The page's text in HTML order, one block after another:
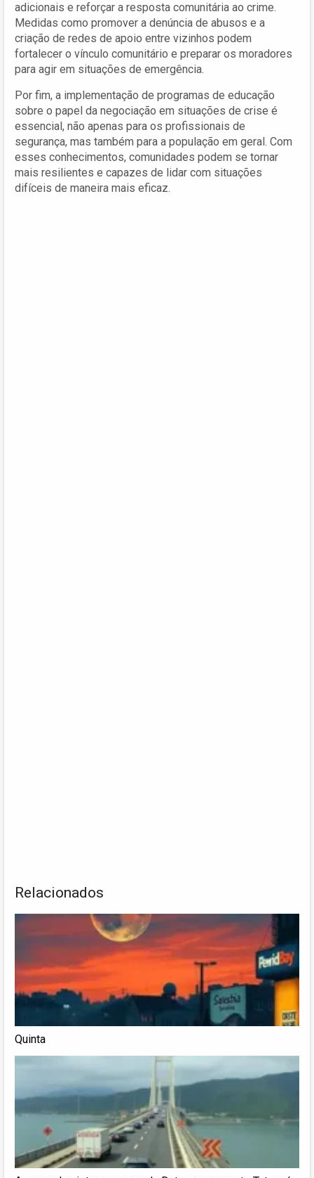
adicionais e reforçar a resposta comunitária ao crime.
Medidas como promover a denúncia de abusos e a
criação de redes de apoio entre vizinhos podem
fortalecer o vínculo comunitário e preparar os moradores
para agir em situações de emergência.
Por fim, a implementação de programas de educação
sobre o papel da negociação em situações de crise é
essencial, não apenas para os profissionais de
segurança, mas também para a população em geral. Com
esses conhecimentos, comunidades podem se tornar
mais resilientes e capazes de lidar com situações
difíceis de maneira mais eficaz.
Relacionados
Quinta